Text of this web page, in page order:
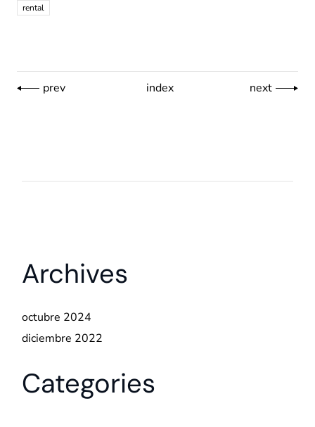
rental
prev index next
Archives
octubre 2024
diciembre 2022
Categories